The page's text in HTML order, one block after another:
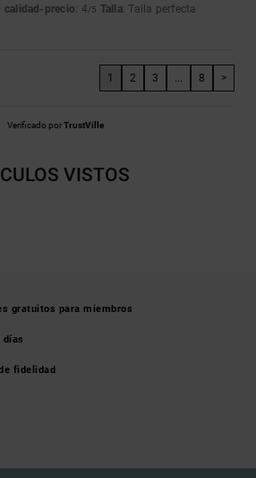
calidad-precio: 4/5 Talla: Talla perfecta
1 2 3 8 >
Verificado porTrustVille
VISTOS
gratuitos para miembros
días
fidelidad